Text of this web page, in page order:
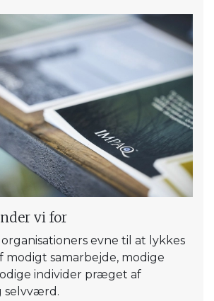
vi for
evne til at lykkes
samarbejde, modige
individer præget af
selvværd.